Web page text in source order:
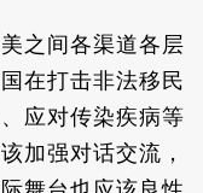
之间各渠道各层
在打击非法移民
应对传染疾病等
加强对话交流，